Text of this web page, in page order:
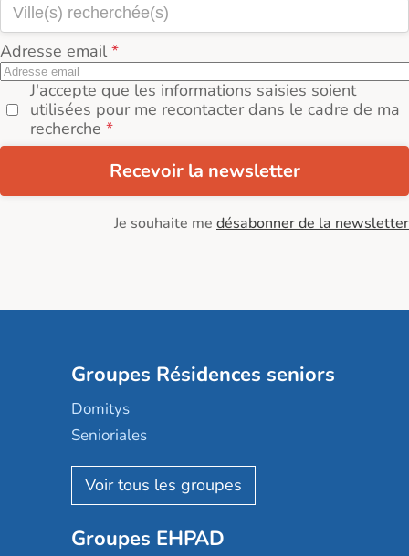
Adresse email
J'accepte que les informations saisies soient
utilisées pour me recontacter dans le cadre de ma
recherche
Recevoir la newsletter
Je souhaite me désabonner de la newsletter
Groupes Résidences seniors
Domitys
Senioriales
Nohée
Les Résidentiels
Mobicap
Groupes EHPAD